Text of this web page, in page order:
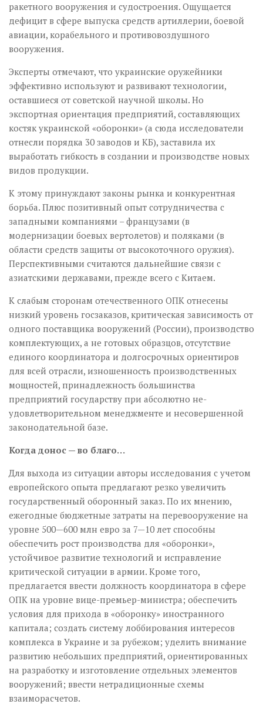
ракетного вооружения и судостроения. Ощущается
дефицит в сфере выпуска средств артиллерии, боевой
авиации, корабельного и противовоздушного
вооружения.
Эксперты отмечают, что украинские оружейники
эффективно используют и развивают технологии,
оставшиеся от советской научной школы. Но
экспортная ориентация предприятий, состав­ляющих
костяк украинской «оборонки» (а сюда исследователи
отнесли порядка 30 заводов и КБ), заставила их
выработать гибкость в создании и производстве но­­вых
видов продукции.
К этому принуждают законы рынка и конкурентная
борьба. Плюс позитивный опыт сотрудничества с
западными компаниями – французами (в
модернизации боевых вертолетов) и поляками (в
области средств защиты от высокоточного оружия).
Перспективными считаются дальнейшие связи с
азиатскими державами, прежде всего с Китаем.
К слабым сторонам отечественного ОПК отнесены
низкий уровень госзаказов, критическая зависимость от
одного поставщика вооружений (России), производство
комплектующих, а не готовых образцов, отсутствие
единого координатора и долгосрочных ориентиров
для всей отрасли, изношенность производственных
мощностей, принадлежность большинства
предприятий государству при абсолютно не­
удовлетворительном менеджменте и несовершенной
законодательной базе.
Когда донос — во благо…
Для выхода из ситуации авторы исследования с учетом
европейского опыта предлагают резко увеличить
государственный оборонный заказ. По их мнению,
ежегодные бюджетные затраты на перевооружение на
уровне 500—600 млн евро за 7—10 лет способны
обеспечить рост производства для «оборонки»,
устойчивое развитие технологий и исправление
критической ситуации в армии. Кроме того,
предлагается ввести должность координатора в сфере
ОПК на уровне вице-премьер-министра; обеспечить
условия для прихода в «оборонку» иностранного
капитала; создать систему лоббирования интересов
комплекса в Украине и за рубежом; уделить внимание
развитию небольших предприятий, ориентированных
на разработку и изготовление отдельных элементов
вооружений; ввести нетрадиционные схемы
взаиморасчетов.